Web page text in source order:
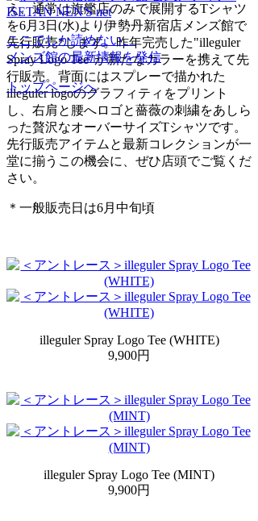
え、通常は旗艦店のみで展開するTシャツ
を6月3日(水)より伊勢丹新宿店メンズ館で
先行販売*します。昨年完売した"illeguler
Spray Logo Tee"が新たなカラーを携えて先
行販売。背面にはスプレーで描かれた
illeguler logoのグラフィティをプリント
し、右肩と腰へロゴと薔薇の刺繍をあしら
った贅沢なオーバーサイズTシャツです。
先行販売アイテムと最新コレクションが一
堂に揃うこの機会に、ぜひ店頭でご覧くだ
さい。
＊一般販売日は6月中旬頃
illeguler Spray Logo Tee (WHITE)
9,900円
illeguler Spray Logo Tee (MINT)
9,900円
ここでしか読めない、
メンズ館の最新情報を発信
トップページへ